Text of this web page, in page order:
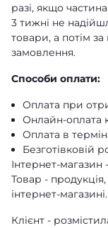
разі, якщо
3 тижні не
товари, а потім
замовлення.
Способи оплати:
Оплата при
Онлайн-оплата
Оплата в
Безготівковій
Інтернет-
Товар -
інтернет-магазині.
Клієнт -